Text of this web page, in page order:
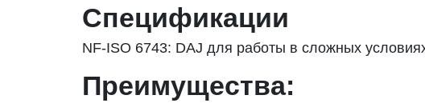
Спецификации
NF-ISO 6743: DAJ для работы в сложных
Преимущества: